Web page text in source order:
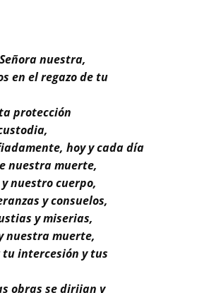
nuestra,
en el regazo de tu
protección
hoy y cada día
nuestra muerte,
nuestro cuerpo,
y consuelos,
y miserias,
nuestra muerte,
intercesión y tus
obras se dirijan y